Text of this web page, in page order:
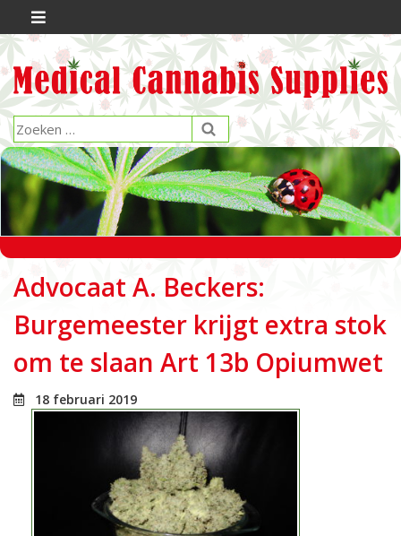
Advocaat A. Beckers:
Burgemeester krijgt extra stok
om te slaan Art 13b Opiumwet
18 februari 2019